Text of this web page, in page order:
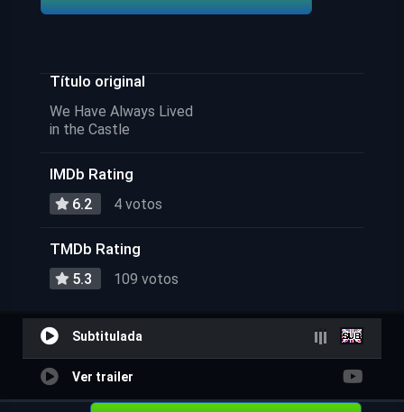
Título original
We Have Always Lived
in the Castle
IMDb Rating
6.2 4 votos
TMDb Rating
5.3 109 votos
Subtitulada
Ver trailer